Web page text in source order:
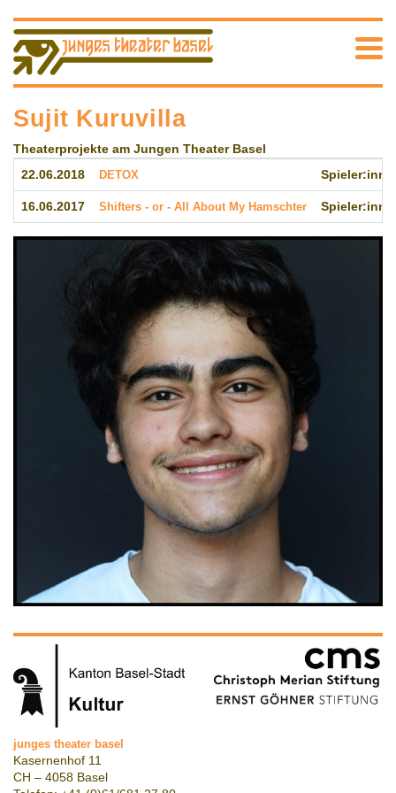
Sujit Kuruvilla
Theaterprojekte am Jungen Theater Basel
22.06.2018 DETOX
16.06.2017 Shifters - or - All About My Hamschter
junges theater basel
Kasernenhof 11
CH – 4058 Basel